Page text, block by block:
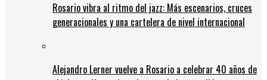
Rosario vibra al ritmo del jazz: Más escenarios, cruces
generacionales y una cartelera de nivel internacional
Alejandro Lerner vuelve a Rosario a celebrar 40 años de